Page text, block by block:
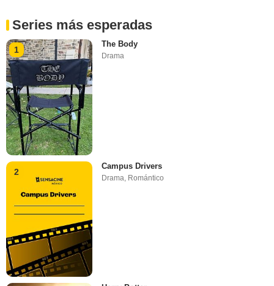
Series más esperadas
1
The Body
Drama
2
Campus Drivers
Drama Romántico